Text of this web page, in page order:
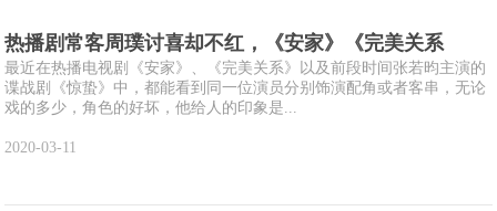
热播剧常客周璞讨喜却不红，《安家》《完美关系
最近在热播电视剧《安家》、《完美关系》以及前段时间张若昀主演的
谍战剧《惊蛰》中，都能看到同一位演员分别饰演配角或者客串，无论
戏的多少，角色的好坏，他给人的印象是...
2020-03-11